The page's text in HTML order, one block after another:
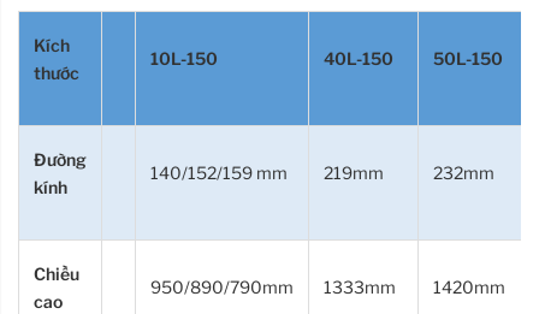
Kích
thước
10L-150 40L-150 50L-150
Đường
kính
140/152/159 mm 219mm 232mm
Chiều
cao
950/890/790mm 1333mm 1420mm